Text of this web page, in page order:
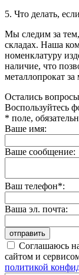
5. Что делать,
Мы следим за
складах. Наша
номенклатуру
наличие, что
металлопрокат
Остались
Воспользуйтесь
* поле,
Ваше имя:
Ваше сообщение:
Ваш телефон*:
Ваша эл. почта:
отправить
Соглашаюсь
сайтом и
политикой